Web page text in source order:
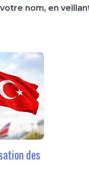
nom, en
des